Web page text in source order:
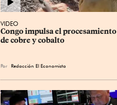
VIDEO
Congo impulsa el procesamiento
de cobre y cobalto
Por Redacción El Economista